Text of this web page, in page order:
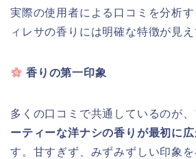
実際の使用者による口コミを分析
ィレサの香りには明確な特徴が見え
香りの第一印象
多くの口コミで共通しているのが、
ーティーな洋ナシの香りが最初に広
す。甘すぎず、みずみずしい印象